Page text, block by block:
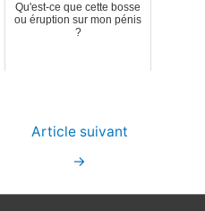
Qu'est-ce que cette bosse
ou éruption sur mon pénis
?
Article suivant
→